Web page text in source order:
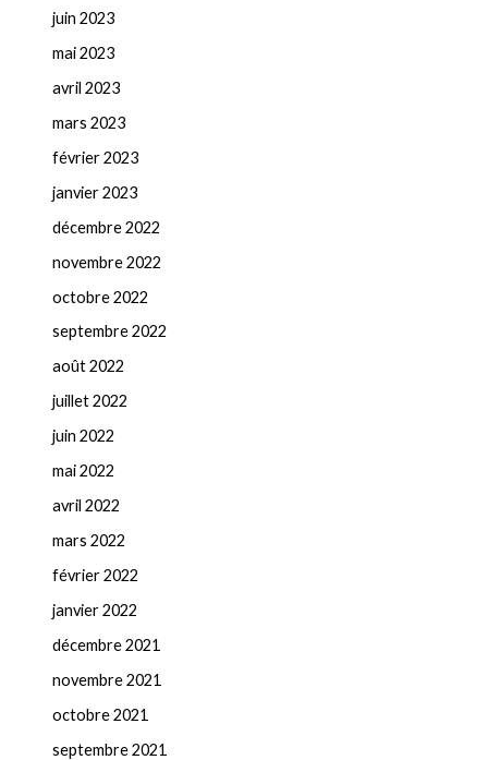
juin 2023
mai 2023
avril 2023
mars 2023
février 2023
janvier 2023
décembre 2022
novembre 2022
octobre 2022
septembre 2022
août 2022
juillet 2022
juin 2022
mai 2022
avril 2022
mars 2022
février 2022
janvier 2022
décembre 2021
novembre 2021
octobre 2021
septembre 2021